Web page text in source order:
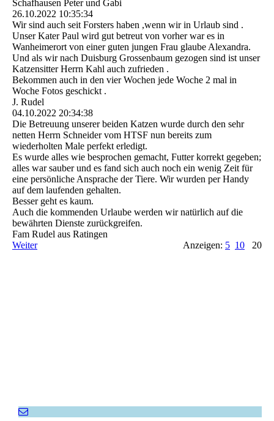
Schafhausen Peter und Gabi
26.10.2022 10:35:34
Wir sind auch seit Forsters haben ,wenn wir in Urlaub sind .
Unser Kater Paul wird gut betreut von vorher war es in
Wanheimerort von einer guten jungen Frau glaube Alexandra.
Und als wir nach Duisburg Grossenbaum gezogen sind ist unser
Katzensitter Herrn Kahl auch zufrieden .
Bekommen auch in den vier Wochen jede Woche 2 mal in
Woche Fotos geschickt .
J. Rudel
04.10.2022 20:34:38
Die Betreuung unserer beiden Katzen wurde durch den sehr
netten Herrn Schneider vom HTSF nun bereits zum
wiederholten Male perfekt erledigt.
Es wurde alles wie besprochen gemacht, Futter korrekt gegeben;
alles war sauber und es fand sich auch noch ein wenig Zeit für
eine persönliche Ansprache der Tiere. Wir wurden per Handy
auf dem laufenden gehalten.
Besser geht es kaum.
Auch die kommenden Urlaube werden wir natürlich auf die
bewährten Dienste zurückgreifen.
Fam Rudel aus Ratingen
Weiter
Anzeigen: 5 10 20